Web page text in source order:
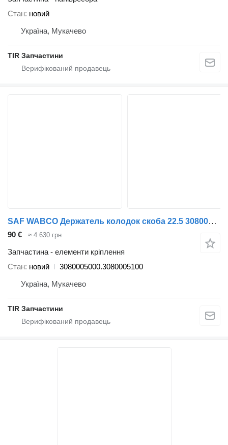
Стан новий
Україна, Мукачево
TIR Запчастини
SAF WABCO Держатель колодок скоба 22.5 3080005000.3080005100 до причепа SAF
90 € ≈ 4 630 грн
Запчастина - елементи кріплення
Стан новий
3080005000.3080005100
Україна, Мукачево
TIR Запчастини